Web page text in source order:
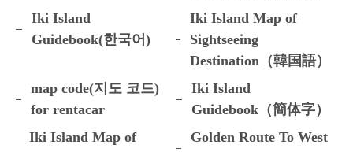
Iki Island
Guidebook(한국어)
Iki Island Map of
Sightseeing
Destination（韓国語）
map code(지도 코드)
for rentacar
Iki Island
Guidebook（簡体字）
Iki Island Map of
Golden Route To West